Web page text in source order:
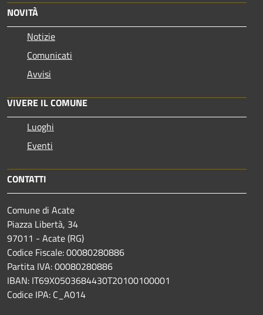
NOVITÀ
Notizie
Comunicati
Avvisi
VIVERE IL COMUNE
Luoghi
Eventi
CONTATTI
Comune di Acate
Piazza Libertà, 34
97011 - Acate (RG)
Codice Fiscale: 00080280886
Partita IVA: 00080280886
IBAN: IT69X0503684430T20100100001
Codice IPA: C_A014